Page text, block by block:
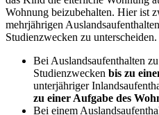
Wohnung beizubehalten. Hier ist
mehrjährigen
Studienzwecken zu unterscheiden.
Bei Auslandsaufenthalten
Studienzwecken bis zu
unterjähriger
zu einer Aufgabe des
Bei einem